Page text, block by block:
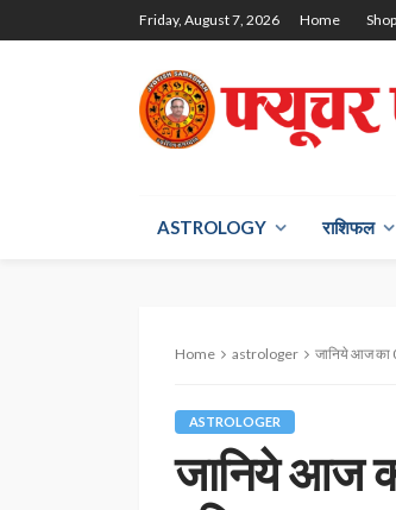
Friday, August 7, 2026 Home Shop
ASTROLOGY राश‍िफल
Home astrologer जानिये आज का
ASTROLOGER
जानिये आज